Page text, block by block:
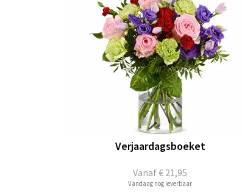
Vanaf€ 21,95
Verjaardagsboeket
Vandaag nog leverbaar